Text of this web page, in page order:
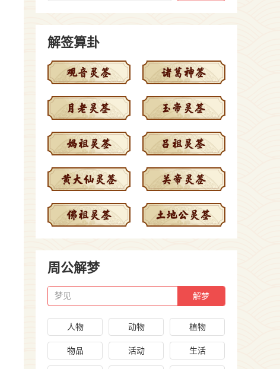
解签算卦
周公解梦
梦见
人物 动物 植物
物品 活动 生活